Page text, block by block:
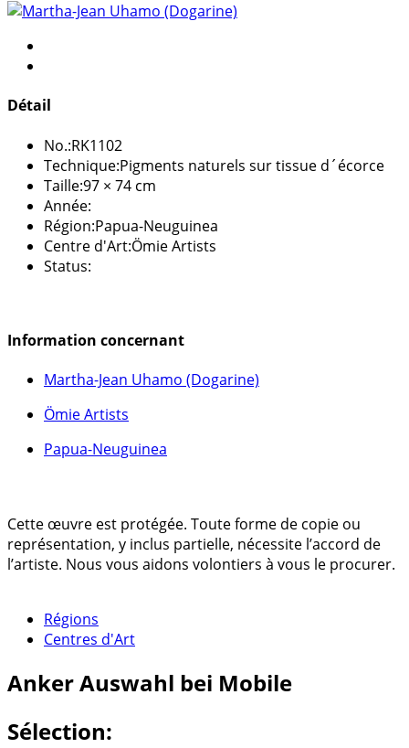
Détail
No.:RK1102
Technique:Pigments naturels sur tissue d´écorce
Taille:97 × 74 cm
Année:
Région:Papua-Neuguinea
Centre d'Art:Ömie Artists
Status:
Information concernant
Martha-Jean Uhamo (Dogarine)
Ömie Artists
Papua-Neuguinea
Cette œuvre est protégée. Toute forme de copie ou
représentation, y inclus partielle, nécessite l’accord de
l’artiste. Nous vous aidons volontiers à vous le procurer.
Régions
Centres d'Art
AnkerAuswahl bei Mobile
Sélection: